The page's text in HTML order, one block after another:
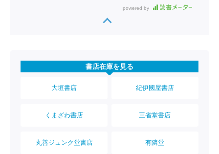
powered by
書店在庫を見る
大垣書店 紀伊國屋書店
くまざわ書店 三省堂書店
丸善ジュンク堂書店 有隣堂